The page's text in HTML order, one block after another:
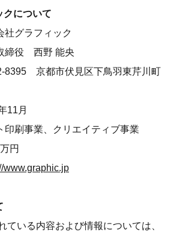
クについて
ラフィック
役 西野 能央
京都市伏見区下鳥羽東芹川町
月
刷事業、クリエイティブ事業
円
www.graphic.jp
ている内容および情報については、